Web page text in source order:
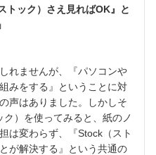
トック）さえ見ればOK』と
れませんが、『パソコンや
みをする』ということに対
声はありました。しかしそ
）を使ってみると、紙のノ
は変わらず、『Stock（スト
が解決する』という共通の